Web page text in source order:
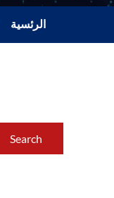
الرئسية
Search